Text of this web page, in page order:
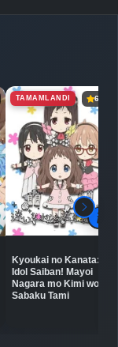
TAMAMLANDI 6.5
Kyoukai no Kanata:
Idol Saiban! Mayoi
Nagara mo Kimi wo
Sabaku Tami